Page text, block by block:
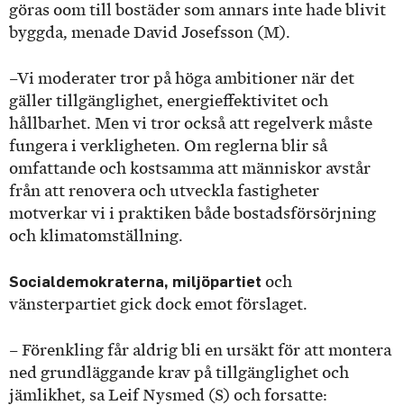
göras oom till bostäder som annars inte hade blivit
byggda, menade David Josefsson (M).
–Vi moderater tror på höga ambitioner när det
gäller tillgänglighet, energieffektivitet och
hållbarhet. Men vi tror också att regelverk måste
fungera i verkligheten. Om reglerna blir så
omfattande och kostsamma att människor avstår
från att renovera och utveckla fastigheter
motverkar vi i praktiken både bostadsförsörjning
och klimatomställning.
Socialdemokraterna, miljöpartiet och
vänsterpartiet gick dock emot förslaget.
– Förenkling får aldrig bli en ursäkt för att montera
ned grundläggande krav på tillgänglighet och
jämlikhet, sa Leif Nysmed (S) och forsatte: